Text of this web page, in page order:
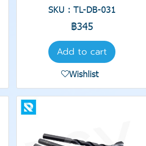
SKU : TL-DB-031
฿345
Add to cart
Wishlist